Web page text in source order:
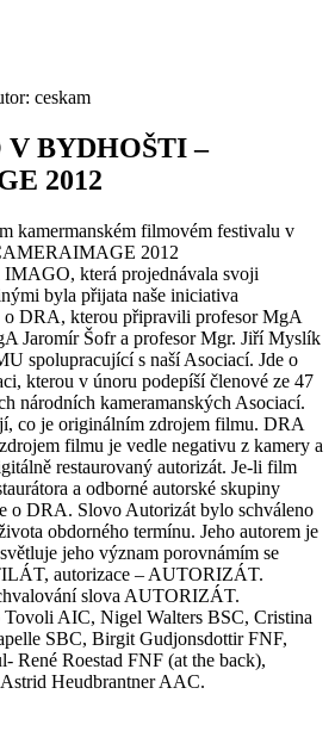
ceskam
BYDHOŠTI –
2012
kamermanském filmovém festivalu v
2012
IMAGO, která projednávala svoji
byla přijata naše iniciativa
DRA, kterou připravili profesor MgA
Jaromír Šofr a profesor Mgr. Jiří Myslík
spolupracující s naší Asociací. Jde o
kterou v únoru podepíší členové ze 47
národních kameramanských Asociací.
co je originálním zdrojem filmu. DRA
filmu je vedle negativu z kamery a
restaurovaný autorizát. Je-li film
a odborné autorské skupiny
o DRA. Slovo Autorizát bylo schváleno
obdorného termínu. Jeho autorem je
jeho význam porovnámím se
autorizace – AUTORIZÁT.
slova AUTORIZÁT.
AIC, Nigel Walters BSC, Cristina
SBC, Birgit Gudjonsdottir FNF,
René Roestad FNF (at the back),
Heudbrantner AAC.